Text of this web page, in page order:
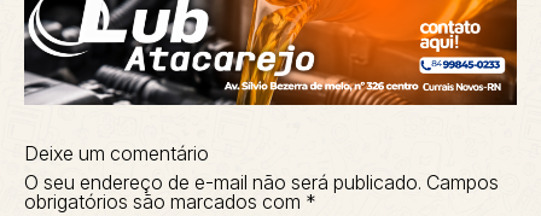
Deixe um comentário
O seu endereço de e-mail não será publicado. Campos
obrigatórios são marcados com *